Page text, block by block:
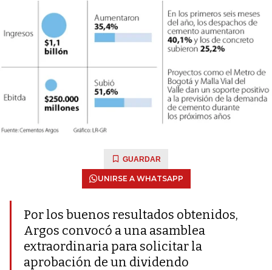
GUARDAR
UNIRSE A WHATSAPP
Por los buenos resultados obtenidos,
Argos convocó a una asamblea
extraordinaria para solicitar la
aprobación de un dividendo